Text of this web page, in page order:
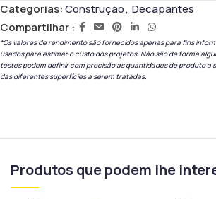
Categorias:Construção, Decapantes
Compartilhar :
*Os valores de rendimento são fornecidos apenas para fins
usados ​​para estimar o custo dos projetos. Não são de forma
testes podem definir com precisão as quantidades de produto a
das diferentes superfícies a serem tratadas.
Produtos que podem lhe